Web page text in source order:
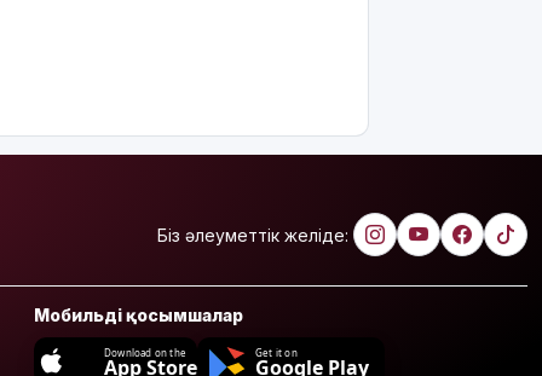
Біз әлеуметтік желіде:
Мобильді қосымшалар
Download on the
App Store
Get it on
Google Play